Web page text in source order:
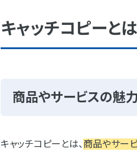
④新しい視点や最新情報を
②他社と差別化できる”独自
キャッチコピーと
商品やサービスの魅
キャッチコピーとは、 商品やサー